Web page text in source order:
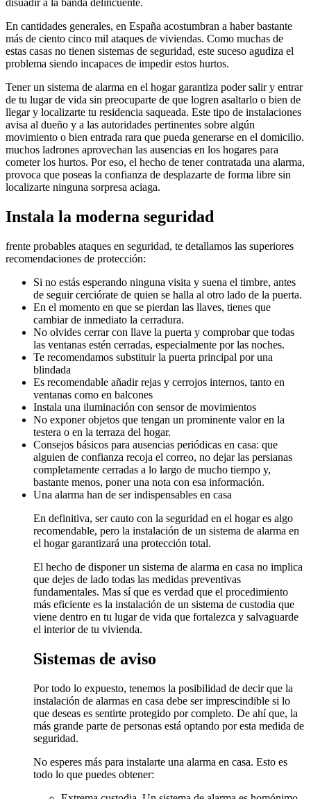
disuadir a la banda delincuente.
En cantidades generales, en España acostumbran a haber bastante
más de ciento cinco mil ataques de viviendas. Como muchas de
estas casas no tienen sistemas de seguridad, este suceso agudiza el
problema siendo incapaces de impedir estos hurtos.
Tener un sistema de alarma en el hogar garantiza poder salir y entrar
de tu lugar de vida sin preocuparte de que logren asaltarlo o bien de
llegar y localizarte tu residencia saqueada. Este tipo de instalaciones
avisa al dueño y a las autoridades pertinentes sobre algún
movimiento o bien entrada rara que pueda generarse en el domicilio.
muchos ladrones aprovechan las ausencias en los hogares para
cometer los hurtos. Por eso, el hecho de tener contratada una alarma,
provoca que poseas la confianza de desplazarte de forma libre sin
localizarte ninguna sorpresa aciaga.
Instala la moderna seguridad
frente probables ataques en seguridad, te detallamos las superiores
recomendaciones de protección:
Si no estás esperando ninguna visita y suena el timbre, antes
de seguir cerciórate de quien se halla al otro lado de la puerta.
En el momento en que se pierdan las llaves, tienes que
cambiar de inmediato la cerradura.
No olvides cerrar con llave la puerta y comprobar que todas
las ventanas estén cerradas, especialmente por las noches.
Te recomendamos substituir la puerta principal por una
blindada
Es recomendable añadir rejas y cerrojos internos, tanto en
ventanas como en balcones
Instala una iluminación con sensor de movimientos
No exponer objetos que tengan un prominente valor en la
testera o en la terraza del hogar.
Consejos básicos para ausencias periódicas en casa: que
alguien de confianza recoja el correo, no dejar las persianas
completamente cerradas a lo largo de mucho tiempo y,
bastante menos, poner una nota con esa información.
Una alarma han de ser indispensables en casa
En definitiva, ser cauto con la seguridad en el hogar es algo
recomendable, pero la instalación de un sistema de alarma en
el hogar garantizará una protección total.
El hecho de disponer un sistema de alarma en casa no implica
que dejes de lado todas las medidas preventivas
fundamentales. Mas sí que es verdad que el procedimiento
más eficiente es la instalación de un sistema de custodia que
viene dentro en tu lugar de vida que fortalezca y salvaguarde
el interior de tu vivienda.
Sistemas de aviso
Por todo lo expuesto, tenemos la posibilidad de decir que la
instalación de alarmas en casa debe ser imprescindible si lo
que deseas es sentirte protegido por completo. De ahí que, la
más grande parte de personas está optando por esta medida de
seguridad.
No esperes más para instalarte una alarma en casa. Esto es
todo lo que puedes obtener: